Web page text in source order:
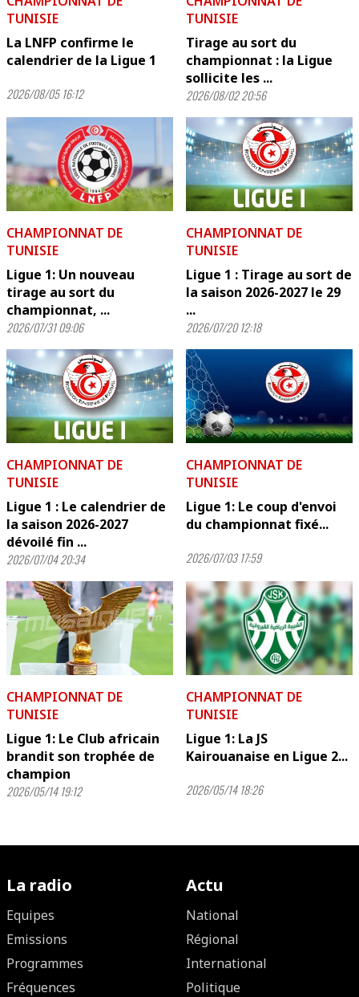
TUNISIE
La LNFP confirme le
calendrier de la Ligue 1
2026/08/05 16:12
TUNISIE
Tirage au sort du
championnat : la Ligue
sollicite les ...
2026/08/02 20:56
CHAMPIONNAT DE
TUNISIE
Ligue 1: Un nouveau
tirage au sort du
championnat, ...
2026/07/31 09:06
CHAMPIONNAT DE
TUNISIE
Ligue 1 : Tirage au sort de
la saison 2026-2027 le 29
...
2026/07/20 12:18
CHAMPIONNAT DE
TUNISIE
Ligue 1 : Le calendrier de
la saison 2026-2027
dévoilé fin ...
2026/07/04 20:34
CHAMPIONNAT DE
TUNISIE
Ligue 1: Le coup d'envoi
du championnat fixé...
2026/07/03 17:59
CHAMPIONNAT DE
TUNISIE
Ligue 1: Le Club africain
brandit son trophée de
champion
2026/05/14 19:12
CHAMPIONNAT DE
TUNISIE
Ligue 1: La JS
Kairouanaise en Ligue 2...
2026/05/14 18:26
La radio
Equipes
Emissions
Programmes
Fréquences
Actu
National
Régional
International
Politique